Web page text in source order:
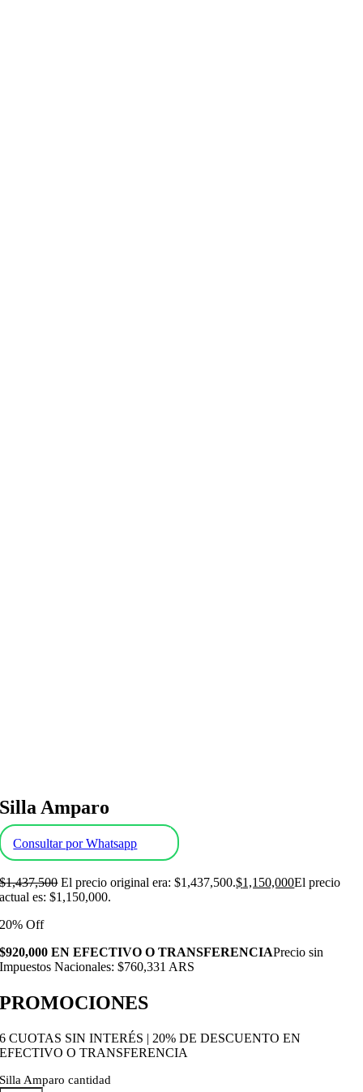
Silla Amparo
Consultar por Whatsapp
$1,437,500 El precio original era: $1,437,500.$1,150,000El precio
actual es: $1,150,000.
20% Off
$920,000 EN EFECTIVO O TRANSFERENCIAPrecio sin
Impuestos Nacionales: $760,331 ARS
PROMOCIONES
6 CUOTAS SIN INTERÉS | 20% DE DESCUENTO EN
EFECTIVO O TRANSFERENCIA
Silla Amparo cantidad